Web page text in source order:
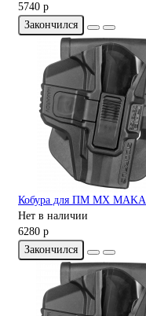
5740 р
Закончился
Кобура для ПМ MX
Нет в наличии
6280 р
Закончился